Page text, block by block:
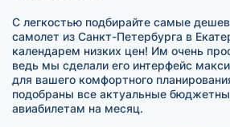
С легкостью подбирайте самые
самолет из Санкт-Петербурга в
календарем низких цен! Им очень
ведь мы сделали его интерфейс
для вашего комфортного
подобраны все актуальные
авиабилетам на месяц.